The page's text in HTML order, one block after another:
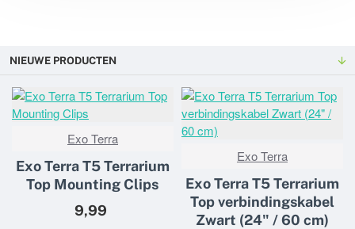
NIEUWE PRODUCTEN
Exo Terra
Exo Terra T5 Terrarium
Top Mounting Clips
9,99
Exo Terra
Exo Terra T5 Terrarium
Top verbindingskabel
Zwart (24" / 60 cm)